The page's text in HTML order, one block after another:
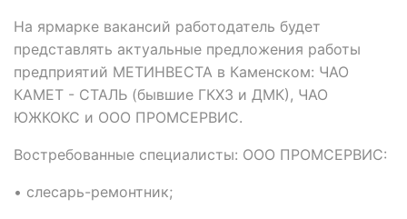
На ярмарке вакансий работодатель будет
представлять актуальные предложения работы
предприятий МЕТИНВЕСТА в Каменском: ЧАО
КАМЕТ - СТАЛЬ (бывшие ГКХЗ и ДМК), ЧАО
ЮЖКОКС и ООО ПРОМСЕРВИС.
Востребованные специалисты: ООО ПРОМСЕРВИС:
• слесарь-ремонтник;